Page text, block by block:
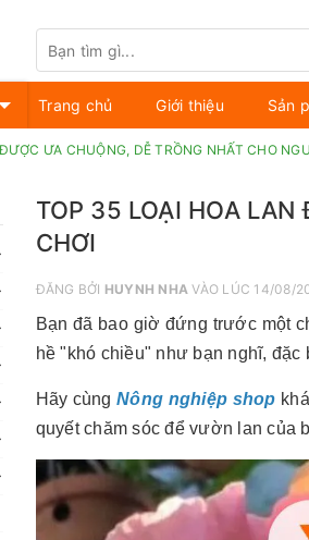
Trang chủ Giới thiệu Sản
ƯA CHUỘNG, DỄ TRỒNG NHẤT CHO
TOP 35 LOẠI HOA LAN
CHƠI
ĐĂNG BỞI HUYNH NHA VÀO LÚC 14/08/
Bạn đã bao giờ đứng trước một
hề "khó chiều" như bạn nghĩ,
Hãy cùngNông nghiệp shop
quyết chăm sóc để vườn lan của